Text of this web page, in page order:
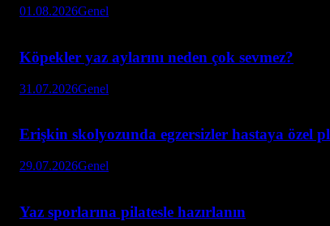
01.08.2026Genel
Köpekler yaz aylarını neden çok sevmez?
31.07.2026Genel
Erişkin skolyozunda egzersizler hastaya özel
29.07.2026Genel
Yaz sporlarına pilatesle hazırlanın